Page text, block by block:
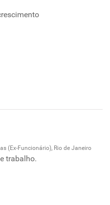
(Ex-Funcionário), Rio de Janeiro
trabalho.